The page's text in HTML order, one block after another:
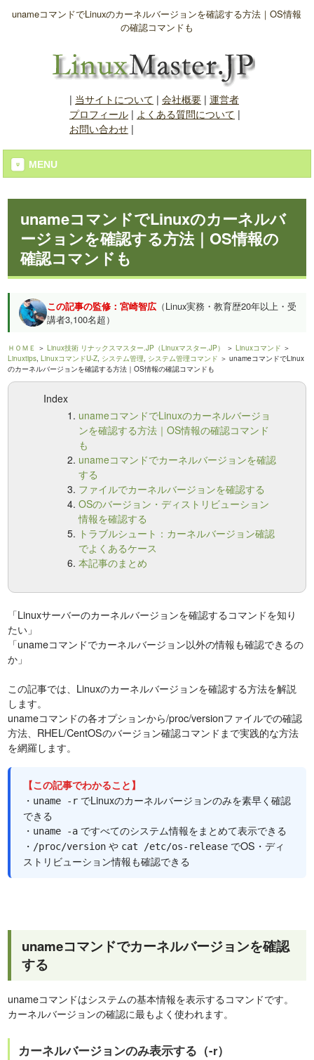
unameコマンドでLinuxのカーネルバージョンを確認する方法｜OS情報
の確認コマンドも
| 当サイトについて | 会社概要| 運営者
プロフィール| よくある質問について |
お問い合わせ|
MENU
unameコマンドでLinuxのカーネルバ
ージョンを確認する方法｜OS情報の
確認コマンドも
この記事の監修：宮崎智広 （Linux実務・教育歴20年以上・受
講者3,100名超）
ＨＯＭＥ ＞Linux技術 リナックスマスター.JP（Linuxマスター.JP） ＞Linuxコマンド ＞
Linuxtips,LinuxコマンドU-Z, システム管理, システム管理コマンド ＞ unameコマンドでLinux
のカーネルバージョンを確認する方法｜OS情報の確認コマンドも
Index
unameコマンドでLinuxのカーネルバージョ
ンを確認する方法｜OS情報の確認コマンド
も
unameコマンドでカーネルバージョンを確認
する
ファイルでカーネルバージョンを確認する
OSのバージョン・ディストリビューション
情報を確認する
トラブルシュート：カーネルバージョン確認
でよくあるケース
本記事のまとめ
「Linuxサーバーのカーネルバージョンを確認するコマンドを知り
たい」
「unameコマンドでカーネルバージョン以外の情報も確認できるの
か」
この記事では、Linuxのカーネルバージョンを確認する方法を解説
します。
unameコマンドの各オプションから/proc/versionファイルでの確認
方法、RHEL/CentOSのバージョン確認コマンドまで実践的な方法
を網羅します。
【この記事でわかること】
・ uname -r でLinuxのカーネルバージョンのみを素早く確認
できる
・ uname -a ですべてのシステム情報をまとめて表示できる
・ /proc/version や cat /etc/os-release でOS・ディ
ストリビューション情報も確認できる
unameコマンドでカーネルバージョンを確認
する
unameコマンドはシステムの基本情報を表示するコマンドです。
カーネルバージョンの確認に最もよく使われます。
カーネルバージョンのみ表示する（-r）